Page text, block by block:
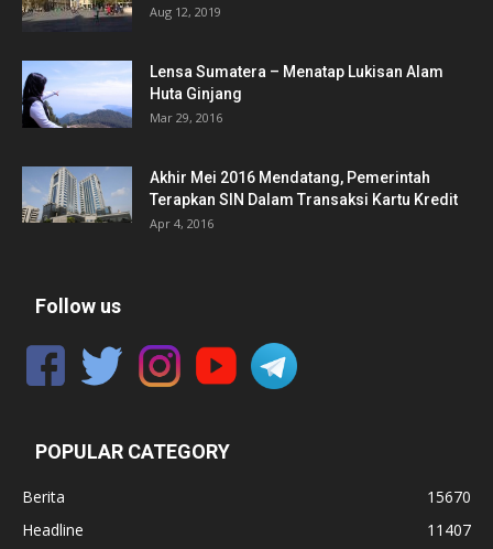
Aug 12, 2019
Lensa Sumatera – Menatap Lukisan Alam
Huta Ginjang
Mar 29, 2016
Akhir Mei 2016 Mendatang, Pemerintah
Terapkan SIN Dalam Transaksi Kartu Kredit
Apr 4, 2016
Follow us
POPULAR CATEGORY
Berita
15670
Headline
11407